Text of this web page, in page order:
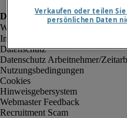
Impressum
Datenschutz
Datenschutz Arbeitnehmer/
Nutzungsbedingungen
Cookies
Hinweisgebersystem
Webmaster Feedback
Recruitment Scam
Verkaufen oder teilen
persönlichen Daten